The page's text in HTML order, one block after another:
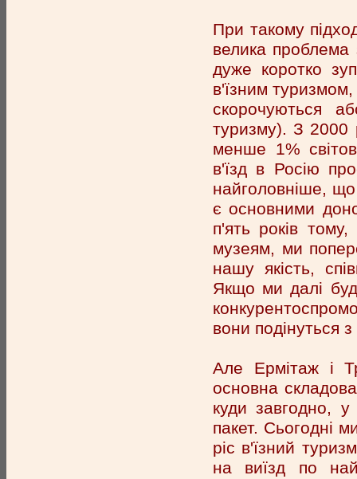
При такому
велика
дуже коротко
в'їзним туризмом,
скорочуються
туризму). З 2000
менше 1%
в'їзд в Росію
найголовніше,
є основними
п'ять років
музеям, ми
нашу якість,
Якщо ми далі
вони подінуться
Але Ермітаж і
основна
куди завгодно,
пакет. Сьогодні
ріс в'їзний
на виїзд по